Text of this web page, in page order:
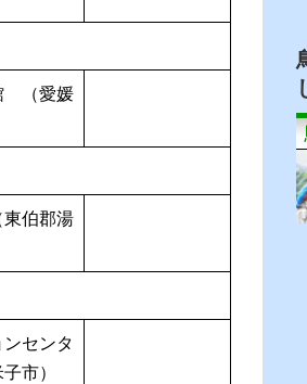
（愛媛
東伯郡湯
センタ
市）